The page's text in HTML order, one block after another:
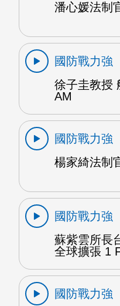
潘心媛法制
國防戰力強
徐子圭教授
AM
國防戰力強
楊家綺法制
國防戰力強
蘇紫雲所長
全球擴張 1
國防戰力強